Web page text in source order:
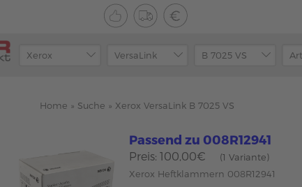
Home » Suche » Xerox VersaLink B 7025 VS
Passend zu 008R12941
Preis: 100,00€
(1 Variante)
Xerox Heftklammern 008R12941